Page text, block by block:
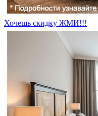
Хочешь скидку ЖМИ!!!